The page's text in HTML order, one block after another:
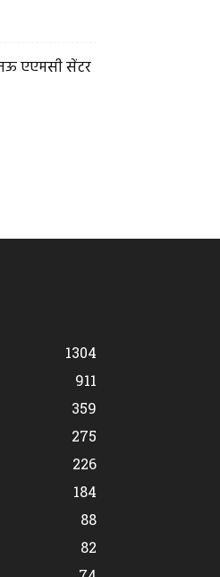
एएमसी सेंटर
1304
911
359
275
226
184
88
82